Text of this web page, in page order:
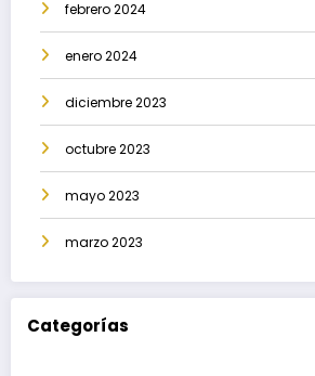
febrero 2024
enero 2024
diciembre 2023
octubre 2023
mayo 2023
marzo 2023
Categorías